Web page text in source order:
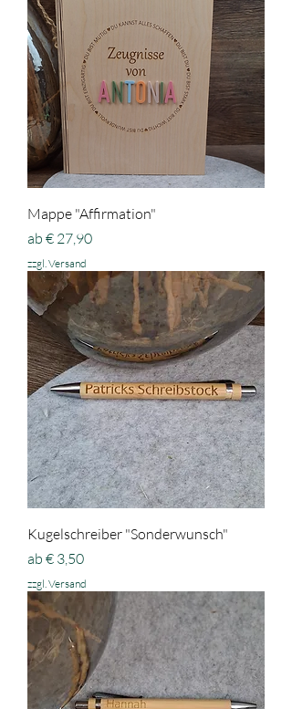
Mappe "Affirmation"
ab € 27,90
Sale-Preis
zzgl. Versand
Kugelschreiber "Sonderwunsch"
ab € 3,50
Sale-Preis
zzgl. Versand